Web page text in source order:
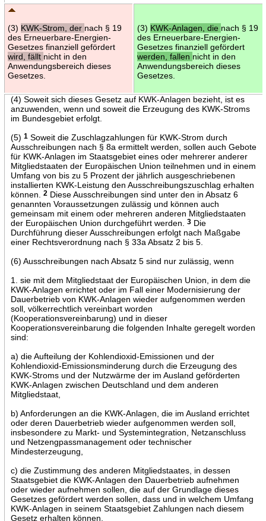
(3) KWK-Strom, der nach § 19
des Erneuerbare-Energien-
Gesetzes finanziell gefördert
wird, fällt nicht in den
Anwendungsbereich dieses
Gesetzes.
(3) KWK-Anlagen, die nach § 19
des Erneuerbare-Energien-
Gesetzes finanziell gefördert
werden, fallen nicht in den
Anwendungsbereich dieses
Gesetzes.
(4) Soweit sich dieses Gesetz auf KWK-Anlagen bezieht, ist es
anzuwenden, wenn und soweit die Erzeugung des KWK-Stroms
im Bundesgebiet erfolgt.
(5) 1Soweit die Zuschlagzahlungen für KWK-Strom durch
Ausschreibungen nach § 8a ermittelt werden, sollen auch Gebote
für KWK-Anlagen im Staatsgebiet eines oder mehrerer anderer
Mitgliedstaaten der Europäischen Union teilnehmen und in einem
Umfang von bis zu 5 Prozent der jährlich ausgeschriebenen
installierten KWK-Leistung den Ausschreibungszuschlag erhalten
können.
2Diese Ausschreibungen sind unter den in Absatz 6
genannten Voraussetzungen zulässig und können auch
gemeinsam mit einem oder mehreren anderen Mitgliedstaaten
der Europäischen Union durchgeführt werden.
3Die
Durchführung dieser Ausschreibungen erfolgt nach Maßgabe
einer Rechtsverordnung nach § 33a Absatz 2 bis 5.
(6) Ausschreibungen nach Absatz 5 sind nur zulässig, wenn
1. sie mit dem Mitgliedstaat der Europäischen Union, in dem die
KWK-Anlagen errichtet oder im Fall einer Modernisierung der
Dauerbetrieb von KWK-Anlagen wieder aufgenommen werden
soll, völkerrechtlich vereinbart worden
(Kooperationsvereinbarung) und in dieser
Kooperationsvereinbarung die folgenden Inhalte geregelt worden
sind:
a) die Aufteilung der Kohlendioxid-Emissionen und der
Kohlendioxid-Emissionsminderung durch die Erzeugung des
KWK-Stroms und der Nutzwärme der im Ausland geförderten
KWK-Anlagen zwischen Deutschland und dem anderen
Mitgliedstaat,
b) Anforderungen an die KWK-Anlagen, die im Ausland errichtet
oder deren Dauerbetrieb wieder aufgenommen werden soll,
insbesondere zu Markt- und Systemintegration, Netzanschluss
und Netzengpassmanagement oder technischer
Mindesterzeugung,
c) die Zustimmung des anderen Mitgliedstaates, in dessen
Staatsgebiet die KWK-Anlagen den Dauerbetrieb aufnehmen
oder wieder aufnehmen sollen, die auf der Grundlage dieses
Gesetzes gefördert werden sollen, dass und in welchem Umfang
KWK-Anlagen in seinem Staatsgebiet Zahlungen nach diesem
Gesetz erhalten können,